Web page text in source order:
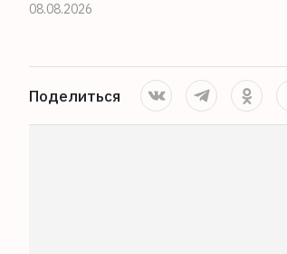
08.08.2026
Поделиться